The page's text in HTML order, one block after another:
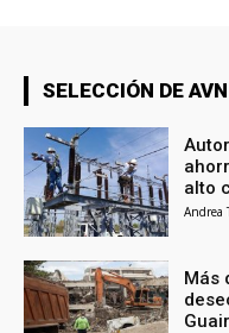
SELECCIÓN DE AVN
alto
Andrea
Más